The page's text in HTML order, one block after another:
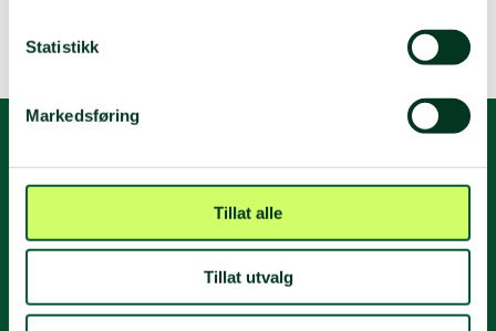
Statistikk
Markedsføring
Tillat alle
Tillat utvalg
palestinske flyktningeleirer i Libanon. De jobber
systematisk med å bedre situasjonen for folk i
leirene og styrke palestinernes rettigheter. De driver
frivillig arbeid og engasjerer ungdom i aktiviteter
knyttet til sport, sang og dans, media,
studentaktivisme, likestilling og helse.